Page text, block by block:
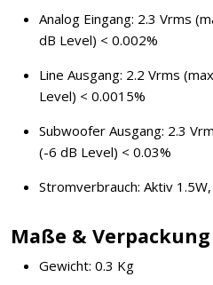
Analog Eingang: 2.3 Vrms
dB Level) < 0.002%
Line Ausgang: 2.2 Vrms
Level) < 0.0015%
Subwoofer Ausgang: 2.3
(-6 dB Level) < 0.03%
Stromverbrauch: Aktiv
Maße & Verpackung
Gewicht: 0.3 Kg